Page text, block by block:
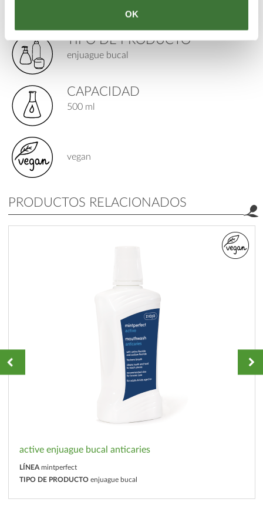
OK
TIPO DE PRODUCTO
enjuague bucal
CAPACIDAD
500 ml
vegan
PRODUCTOS RELACIONADOS
active enjuague bucal anticaries
LÍNEA mintperfect
TIPO DE PRODUCTO enjuague bucal